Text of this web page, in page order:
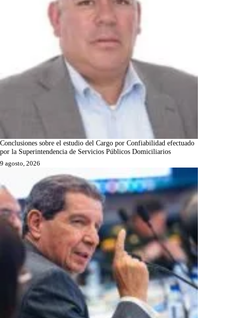
Conclusiones sobre el estudio del Cargo por Confiabilidad efectuado
por la Superintendencia de Servicios Públicos Domiciliarios
9 agosto, 2026